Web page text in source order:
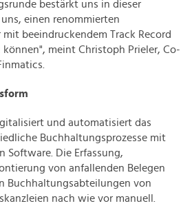
bestärkt uns in dieser
einen renommierten
beeindruckendem Track Record
meint Christoph Prieler, Co-
und automatisiert das
Buchhaltungsprozesse mit
Software. Die Erfassung,
von anfallenden Belegen
Buchhaltungsabteilungen von
nach wie vor manuell.